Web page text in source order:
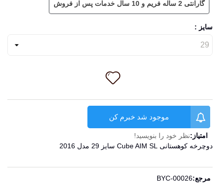
گارانتی 2 ساله فریم و 10 سال خدمات پس از فروش
سایز :
موجود شد خبرم کن
امتیاز:نظر خود را بنویسید!
دوچرخه کوهستانی Cube AIM SL سایز 29 مدل 2016
مرجع:BYC-00026